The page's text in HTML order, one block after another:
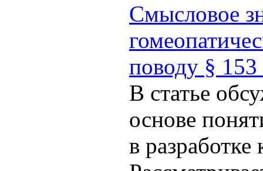
Смысловое
поводу §
В статье
основе
в разработке